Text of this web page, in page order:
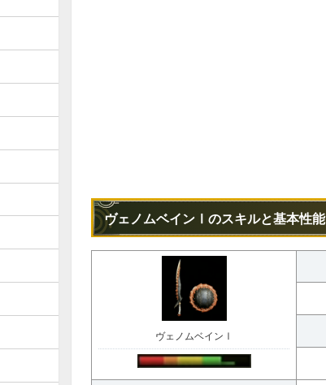
ヴェノムベインⅠのスキルと基本性能
ヴェノムベインⅠ